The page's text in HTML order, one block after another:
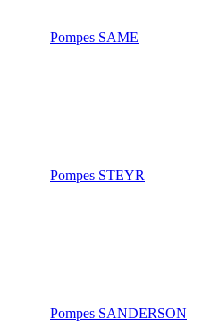
Pompes SAME
Pompes STEYR
Pompes SANDERSON